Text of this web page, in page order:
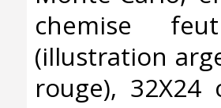
chemise
(illustration
rouge), 32X24